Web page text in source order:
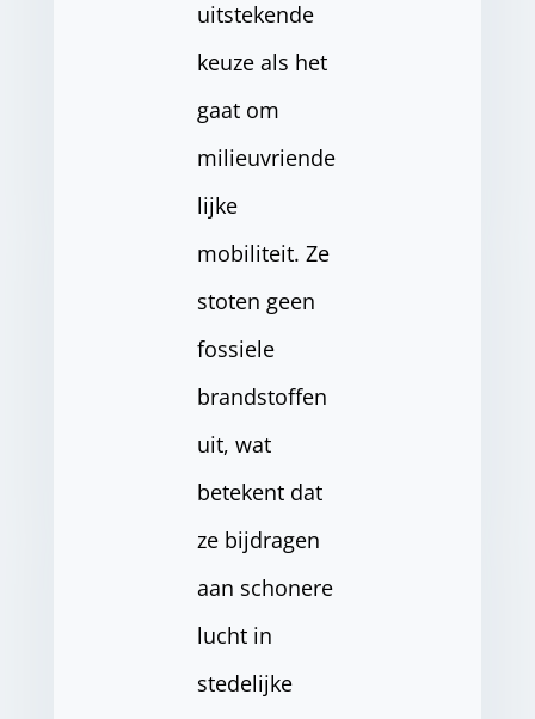
uitstekende
keuze als het
gaat om
milieuvriende
lijke
mobiliteit. Ze
stoten geen
fossiele
brandstoffen
uit, wat
betekent dat
ze bijdragen
aan schonere
lucht in
stedelijke